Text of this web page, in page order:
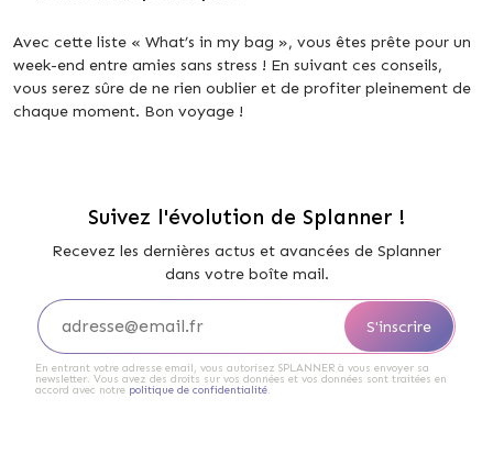
Avec cette liste « What’s in my bag », vous êtes prête pour un
week-end entre amies sans stress ! En suivant ces conseils,
vous serez sûre de ne rien oublier et de profiter pleinement de
chaque moment. Bon voyage !
Suivez l'évolution de Splanner !
Recevez les dernières actus et avancées de Splanner
dans votre boîte mail.
En entrant votre adresse email, vous autorisez SPLANNER à vous envoyer sa
newsletter. Vous avez des droits sur vos données et vos données sont traitées en
accord avec notre politique de confidentialité.